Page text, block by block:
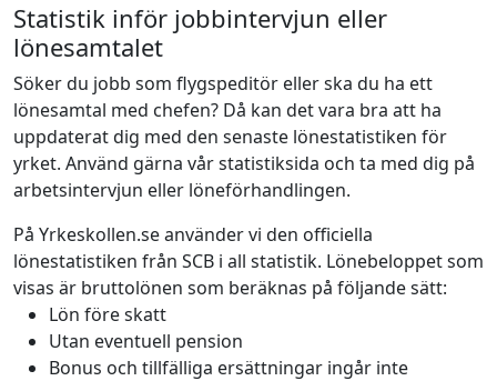
Statistik inför jobbintervjun eller
lönesamtalet
Söker du jobb som flygspeditör eller ska du ha ett
lönesamtal med chefen? Då kan det vara bra att ha
uppdaterat dig med den senaste lönestatistiken för
yrket. Använd gärna vår statistiksida och ta med dig på
arbetsintervjun eller löneförhandlingen.
På Yrkeskollen.se använder vi den officiella
lönestatistiken från SCB i all statistik. Lönebeloppet som
visas är bruttolönen som beräknas på följande sätt:
Lön före skatt
Utan eventuell pension
Bonus och tillfälliga ersättningar ingår inte